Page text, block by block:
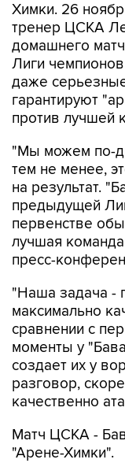
Химки. 26
тренер ЦСКА
домашнего
Лиги
даже
гарантируют
против лучшей
"Мы можем по-
тем не менее,
на результат.
предыдущей
первенстве
лучшая
пресс-
"Наша задача -
максимально
сравнении с
моменты у
создает их у
разговор,
качественно
Матч ЦСКА -
"Арене-Химки".